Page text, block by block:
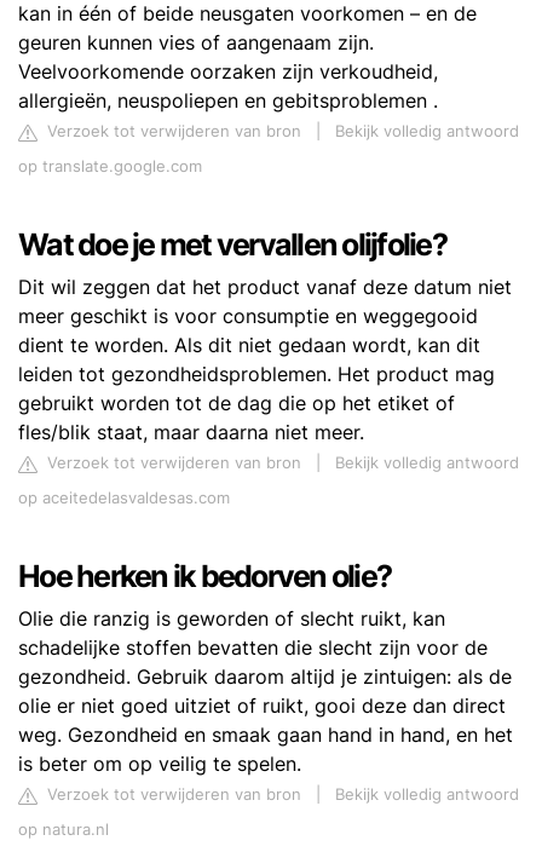
kan in één of beide neusgaten voorkomen – en de
geuren kunnen vies of aangenaam zijn.
Veelvoorkomende oorzaken zijn verkoudheid,
allergieën, neuspoliepen en gebitsproblemen .
Verzoek tot verwijderen van bron
Bekijk volledig antwoord
op translate.google.com
Wat doe je met vervallen olijfolie?
Dit wil zeggen dat het product vanaf deze datum niet
meer geschikt is voor consumptie en weggegooid
dient te worden. Als dit niet gedaan wordt, kan dit
leiden tot gezondheidsproblemen. Het product mag
gebruikt worden tot de dag die op het etiket of
fles/blik staat, maar daarna niet meer.
Verzoek tot verwijderen van bron
Bekijk volledig antwoord
op aceitedelasvaldesas.com
Hoe herken ik bedorven olie?
Olie die ranzig is geworden of slecht ruikt, kan
schadelijke stoffen bevatten die slecht zijn voor de
gezondheid. Gebruik daarom altijd je zintuigen: als de
olie er niet goed uitziet of ruikt, gooi deze dan direct
weg. Gezondheid en smaak gaan hand in hand, en het
is beter om op veilig te spelen.
Verzoek tot verwijderen van bron
Bekijk volledig antwoord
op natura.nl